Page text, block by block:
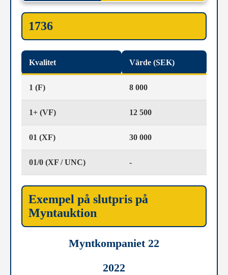
1736
Kvalitet Värde (SEK)
1 (F) 8 000
1+ (VF) 12 500
01 (XF) 30 000
01/0 (XF / UNC) -
Exempel på slutpris på
Myntauktion
Myntkompaniet 22
2022